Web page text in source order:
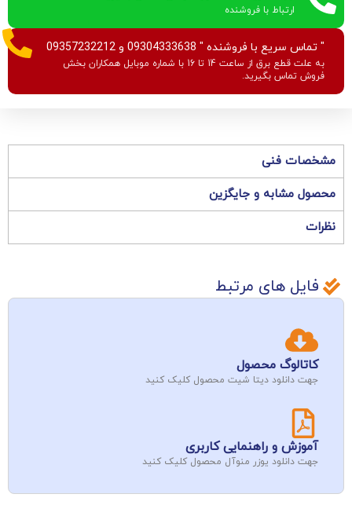
ارتباط با فروشنده
" تماس سریع با فروشنده " 09304333638 و 09357232212
به علت قطع برق از ساعت 14 تا 16 با شماره موبایل همکاران بخش
فروش تماس بگیرید.
مشخصات فنی
محصول مشابه و جایگزین
نظرات
فایل های مرتبط
کاتالوگ محصول
جهت دانلود دیتا شیت محصول کلیک کنید
آموزش و راهنمایی کاربری
جهت دانلود یوزر منوآل محصول کلیک کنید